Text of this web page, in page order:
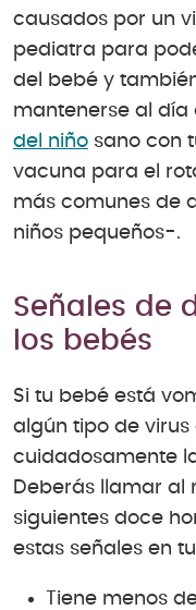
causados por un
pediatra para
del bebé y
mantenerse al día
del niño sano con
vacuna para el
más comunes de
niños pequeños-.
Señales de
los bebés
Si tu bebé está
algún tipo de virus
cuidadosamente
Deberás llamar al
siguientes doce
estas señales en
Tiene menos